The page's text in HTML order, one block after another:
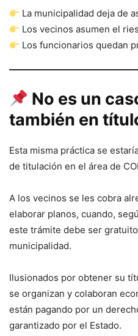
La municipalidad deja de
Los vecinos asumen el
Los funcionarios quedan
No es un
también en
Esta misma práctica se
de titulación en el área de
A los vecinos se les cobra
elaborar planos, cuando,
este trámite debe ser
municipalidad.
Ilusionados por obtener su
se organizan y colaboran
están pagando por un
garantizado por el Estado.